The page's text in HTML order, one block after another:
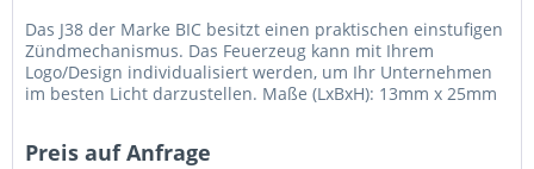
Das J38 der Marke BIC besitzt einen praktischen einstufigen
Zündmechanismus. Das Feuerzeug kann mit Ihrem
Logo/Design individualisiert werden, um Ihr Unternehmen
im besten Licht darzustellen. Maße (LxBxH): 13mm x 25mm
Preis auf Anfrage